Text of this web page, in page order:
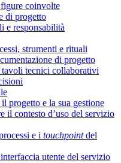
coinvolte
di progetto
e responsabilità
strumenti e rituali
di progetto
tecnici collaborativi
progetto e la sua gestione
il contesto d’uso del servizio
e i touchpointdel
utente del servizio